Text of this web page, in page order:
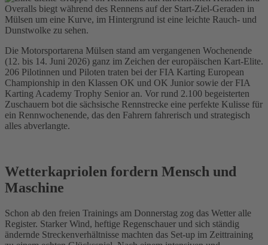
Die Motorsportarena Mülsen stand am vergangenen Wochenende
(12. bis 14. Juni 2026) ganz im Zeichen der europäischen Kart-Elite.
206 Pilotinnen und Piloten traten bei der FIA Karting European
Championship in den Klassen OK und OK Junior sowie der FIA
Karting Academy Trophy Senior an. Vor rund 2.100 begeisterten
Zuschauern bot die sächsische Rennstrecke eine perfekte Kulisse für
ein Rennwochenende, das den Fahrern fahrerisch und strategisch
alles abverlangte.
Wetterkapriolen fordern Mensch und
Maschine
Schon ab den freien Trainings am Donnerstag zog das Wetter alle
Register. Starker Wind, heftige Regenschauer und sich ständig
ändernde Streckenverhältnisse machten das Set-up im Zeittraining